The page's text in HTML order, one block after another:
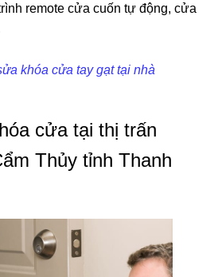
remote cửa cuốn tự động, cửa
khóa cửa tay gạt tại nhà
cửa tại thị trấn
Thủy tỉnh Thanh